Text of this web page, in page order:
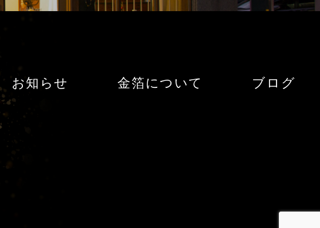
お知らせ 金箔について ブログ